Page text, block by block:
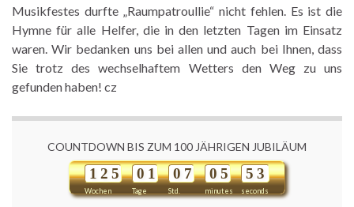
Musikfestes durfte „Raumpatroullie“ nicht fehlen. Es ist die
Hymne für alle Helfer, die in den letzten Tagen im Einsatz
waren. Wir bedanken uns bei allen und auch bei Ihnen, dass
Sie trotz des wechselhaftem Wetters den Weg zu uns
gefunden haben! cz
COUNTDOWN BIS ZUM 100 JÄHRIGEN JUBILÄUM
Wochen
1 2 5
Tage
0 1
Std.
0 7
minutes
0 5
seconds
5 2
3